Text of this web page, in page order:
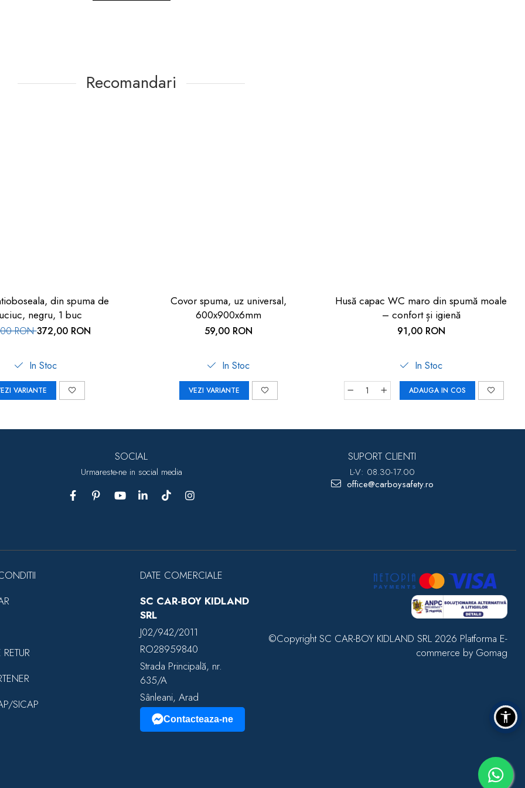
Recomandari
din spuma de
negru, 1 buc
RON372,00 RON
In Stoc
VARIANTE
Covor spuma, uz universal,
600x900x6mm
59,00 RON
In Stoc
VEZI VARIANTE
Husă capac WC maro din spumă moale
– confort și igienă
91,00 RON
In Stoc
ADAUGA IN COS
SOCIAL
Urmareste-ne in social media
SUPORT CLIENTI
L-V: 08.30-17.00
office@carboysafety.ro
SICAP
DATE COMERCIALE
SC CAR-BOY KIDLAND
SRL
J02/942/2011
RO28959840
Strada Principală, nr.
635/A
Sânleani, Arad
Contacteaza-ne
©Copyright SC CAR-BOY KIDLAND SRL 2026 Platforma E-
commerce by Gomag